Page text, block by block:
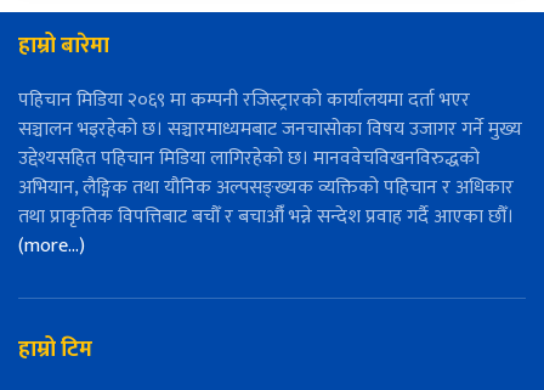
हाम्रो बारेमा
पहिचान मिडिया २०६९ मा कम्पनी रजिस्ट्रारको कार्यालयमा दर्ता भएर
सञ्चालन भइरहेको छ। सञ्चारमाध्यमबाट जनचासोका विषय उजागर गर्ने मुख्य
उद्देश्यसहित पहिचान मिडिया लागिरहेको छ। मानववेचविखनविरुद्धको
अभियान, लैङ्गिक तथा यौनिक अल्पसङ्ख्यक व्यक्तिको पहिचान र अधिकार
तथा प्राकृतिक विपत्तिबाट बचौँ र बचाऔँ भन्ने सन्देश प्रवाह गर्दै आएका छौँ।
(more…)
हाम्रो टिम